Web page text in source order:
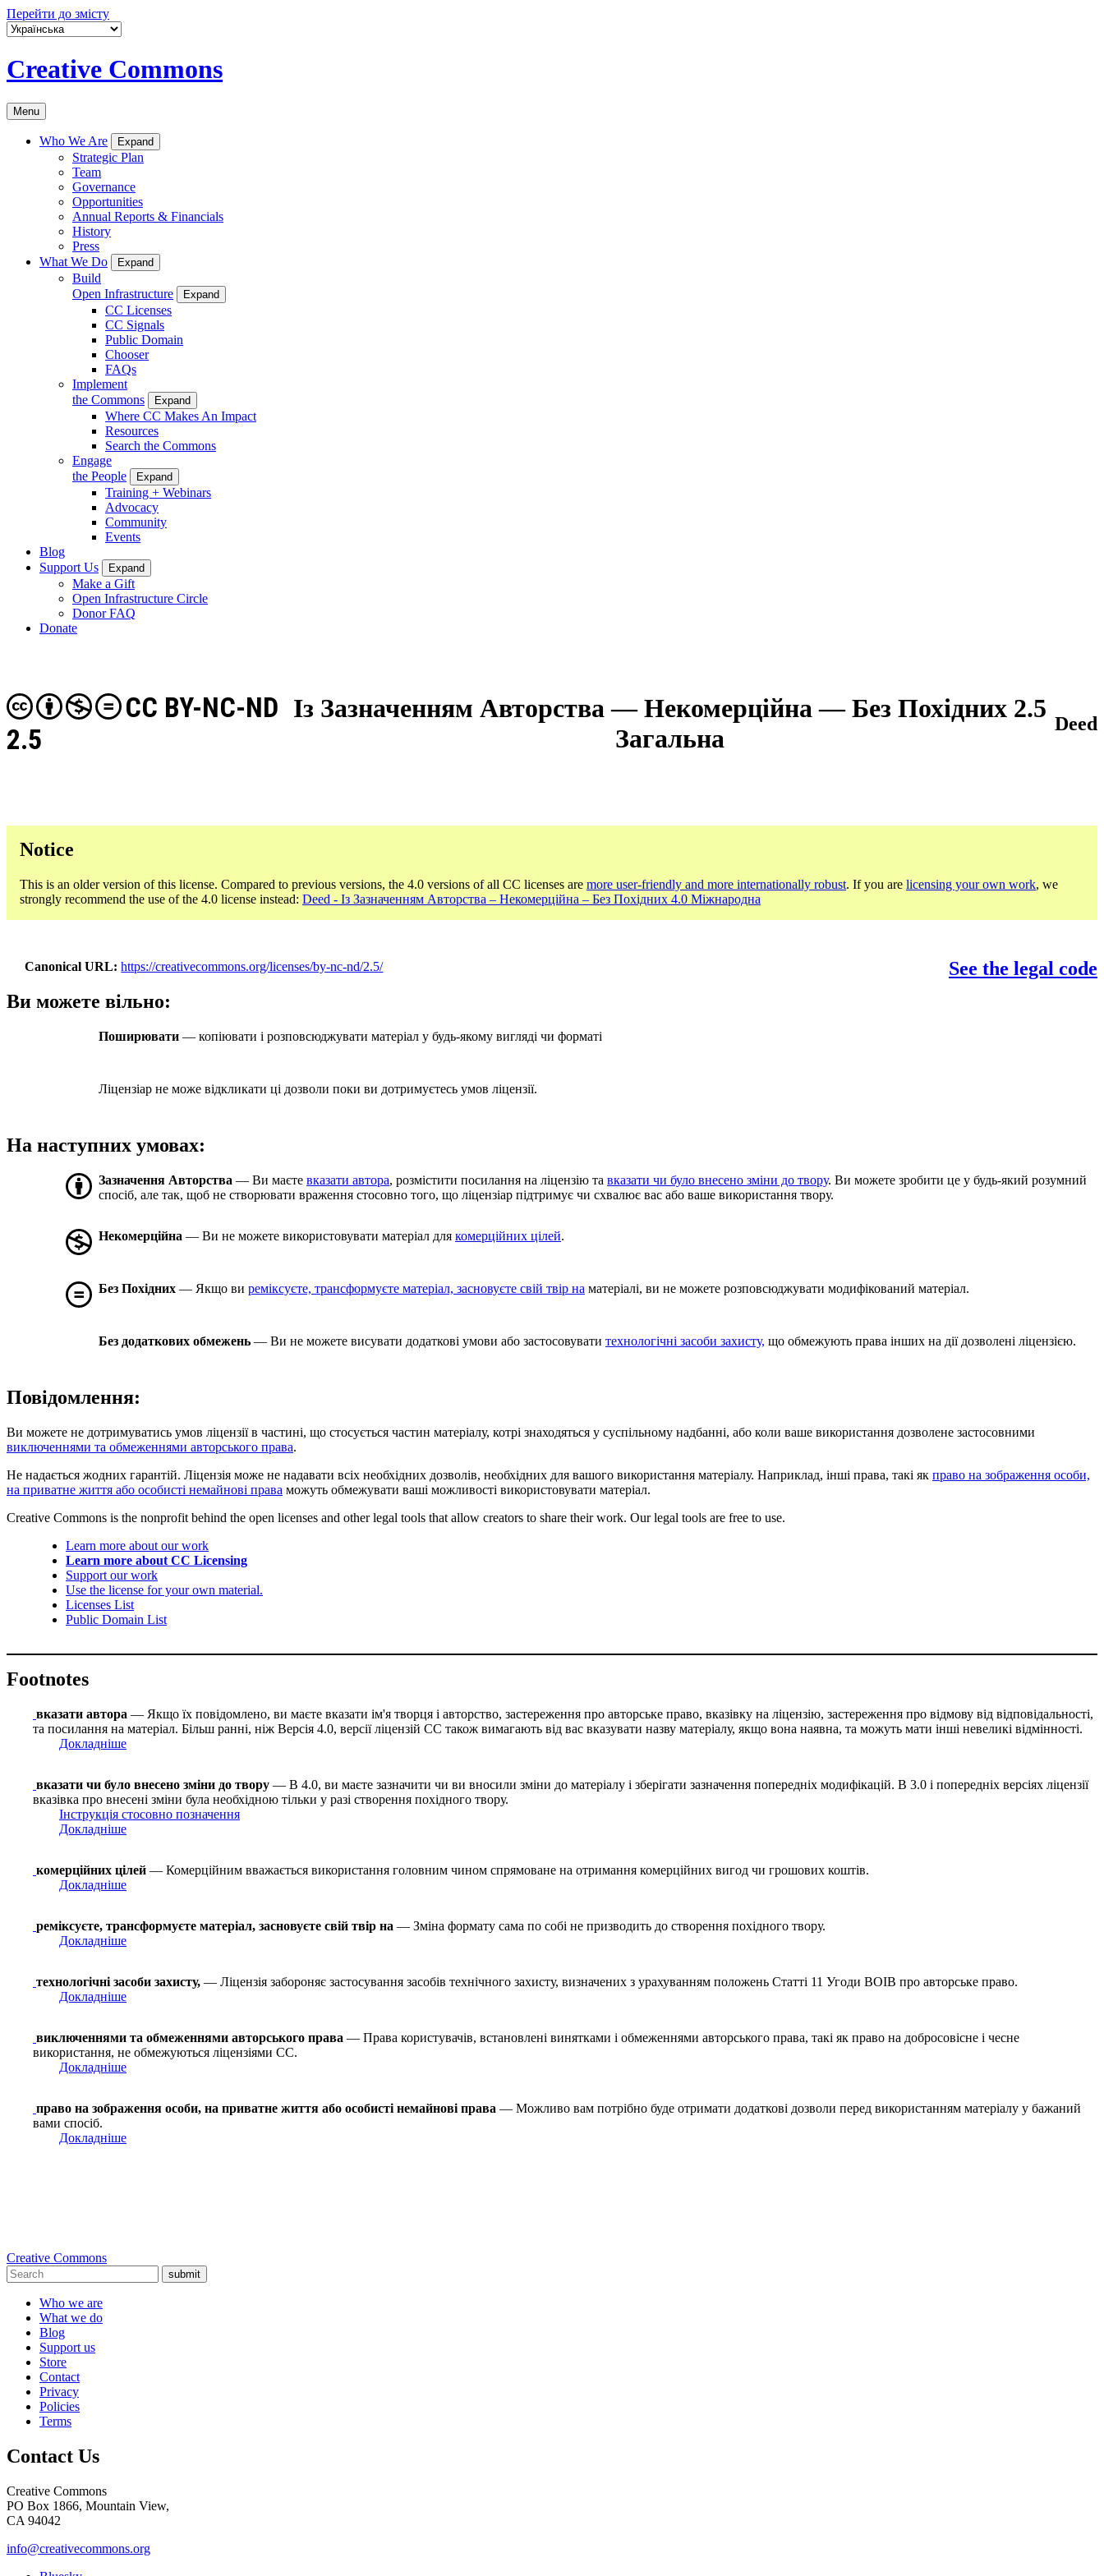
Перейти до змісту
Creative Commons
Menu
Who We Are Expand
Strategic Plan
Team
Governance
Opportunities
Annual Reports & Financials
History
Press
What We Do
Expand
Build
Open Infrastructure
Expand
CC Licenses
CC Signals
Public Domain
Chooser
FAQs
Implement
the Commons
Expand
Where CC Makes An Impact
Resources
Search the Commons
Engage
the People
Expand
Training + Webinars
Advocacy
Community
Events
Blog
Support Us
Expand
Make a Gift
Open Infrastructure Circle
Donor FAQ
Donate
Із Зазначенням Авторства — Некомерційна — Без Похідних 2.5
Загальна
CC BY-NC-ND
2.5
Deed
Notice
This is an older version of this license. Compared to previous versions, the 4.0 versions of all CC licenses are more user-friendly and more internationally robust. If you are licensing your own work, we
strongly recommend the use of the 4.0 license instead: Deed - Із Зазначенням Авторства – Некомерційна – Без Похідних 4.0 Міжнародна
Canonical URL https://creativecommons.org/licenses/by-nc-nd/2.5/
See the legal code
Ви можете вільно:
Поширювати — копіювати і розповсюджувати матеріал у будь-якому вигляді чи форматі
Ліцензіар не може відкликати ці дозволи поки ви дотримуєтесь умов ліцензії.
На наступних умовах:
Зазначення Авторства — Ви маєте вказати автора, розмістити посилання на ліцензію та вказати чи було внесено зміни до твору. Ви можете зробити це у будь-який розумний
спосіб, але так, щоб не створювати враження стосовно того, що ліцензіар підтримує чи схвалює вас або ваше використання твору.
Некомерційна — Ви не можете використовувати матеріал для комерційних цілей.
Без Похідних — Якщо ви реміксуєте, трансформуєте матеріал, засновуєте свій твір на матеріалі, ви не можете розповсюджувати модифікований матеріал.
Без додаткових обмежень — Ви не можете висувати додаткові умови або застосовувати технологічні засоби захисту, що обмежують права інших на дії дозволені ліцензією.
Повідомлення:
Ви можете не дотримуватись умов ліцензії в частині, що стосується частин матеріалу, котрі знаходяться у суспільному надбанні, або коли ваше використання дозволене застосовними
виключеннями та обмеженнями авторського права.
Не надається жодних гарантій. Ліцензія може не надавати всіх необхідних дозволів, необхідних для вашого використання матеріалу. Наприклад, інші права, такі як право на зображення особи,
на приватне життя або особисті немайнові права можуть обмежувати ваші можливості використовувати матеріал.
Creative Commons is the nonprofit behind the open licenses and other legal tools that allow creators to share their work. Our legal tools are free to use.
Learn more about our work
Learn more about CC Licensing
Support our work
Use the license for your own material.
Licenses List
Public Domain List
Footnotes
вказати автора — Якщо їх повідомлено, ви маєте вказати ім'я творця і авторство, застереження про авторське право, вказівку на ліцензію, застереження про відмову від відповідальності,
та посилання на матеріал. Більш ранні, ніж Версія 4.0, версії ліцензій CC також вимагають від вас вказувати назву матеріалу, якщо вона наявна, та можуть мати інші невеликі відмінності.
Докладніше
вказати чи було внесено зміни до твору — В 4.0, ви маєте зазначити чи ви вносили зміни до матеріалу і зберігати зазначення попередніх модифікацій. В 3.0 і попередніх версіях ліцензії
вказівка про внесені зміни була необхідною тільки у разі створення похідного твору.
Інструкція стосовно позначення
Докладніше
комерційних цілей — Комерційним вважається використання головним чином спрямоване на отримання комерційних вигод чи грошових коштів.
Докладніше
реміксуєте, трансформуєте матеріал, засновуєте свій твір на — Зміна формату сама по собі не призводить до створення похідного твору.
Докладніше
технологічні засоби захисту, — Ліцензія забороняє застосування засобів технічного захисту, визначених з урахуванням положень Статті 11 Угоди ВОІВ про авторське право.
Докладніше
виключеннями та обмеженнями авторського права — Права користувачів, встановлені винятками і обмеженнями авторського права, такі як право на добросовісне і чесне
використання, не обмежуються ліцензіями СС.
Докладніше
право на зображення особи, на приватне життя або особисті немайнові права — Можливо вам потрібно буде отримати додаткові дозволи перед використанням матеріалу у бажаний
вами спосіб.
Докладніше
Creative Commons
submit
Who we are
What we do
Blog
Support us
Store
Contact
Privacy
Policies
Terms
Contact Us
Creative Commons
PO Box 1866, Mountain View,
CA 94042
info@creativecommons.org